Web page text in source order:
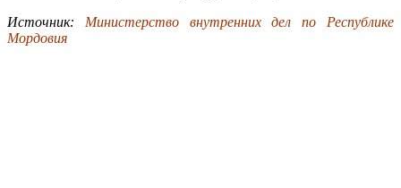
Источник: Министерство внутренних дел по Республике
Мордовия